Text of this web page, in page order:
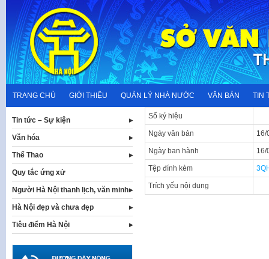
content
TRANG CHỦ GIỚI THIỆU QUẢN LÝ NHÀ NƯỚC VĂN BẢN TIN
Số ký hiệu
Ngày văn bản 16/
Ngày ban hành 16/
Tệp đính kèm
Trích yếu nội dung
Tin tức – Sự kiện
Văn hóa
Thể Thao
Quy tắc ứng xử
Người Hà Nội thanh lịch, văn minh
Hà Nội đẹp và chưa đẹp
Tiêu điểm Hà Nội